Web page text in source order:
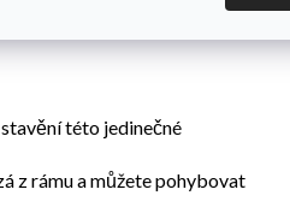
si toto jedinečné umělecké
této jedinečné
z rámu a můžete pohybovat